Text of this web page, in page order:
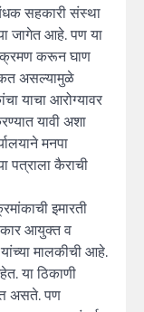
सहकारी संस्था
जागेत आहे. पण या
करून घाण
असल्यामुळे
याचा आरोग्यावर
यावी अशा
मनपा
पत्राला कैराची
इमारती
आयुक्त व
मालकीची आहे.
या ठिकाणी
असते. पण